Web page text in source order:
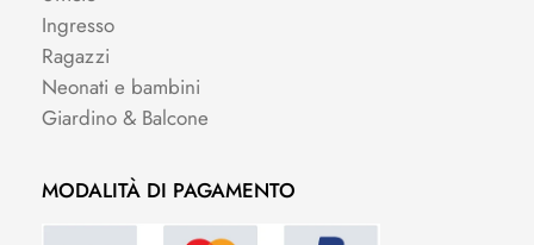
Ingresso
Ragazzi
Neonati e bambini
Giardino & Balcone
MODALITÀ DI PAGAMENTO